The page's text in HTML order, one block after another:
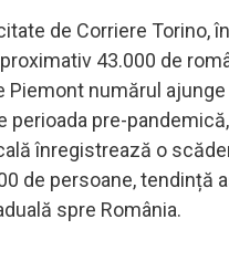
de Corriere Torino,
43.000 de
Piemont numărul ajunge
perioada pre-pandemică,
înregistrează o
de persoane, tendință
spre România.